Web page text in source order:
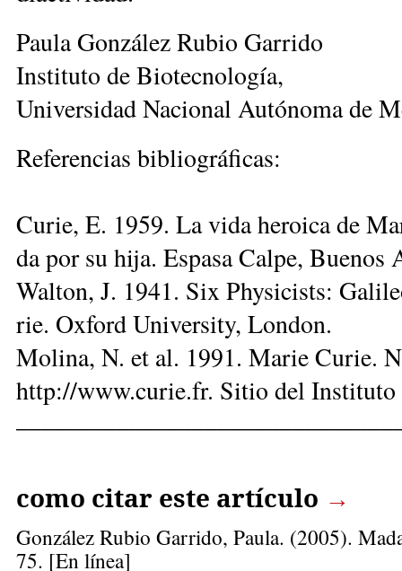
Pau­la Gon­zá­lez Ru­bio Ga­rri­do
Ins­ti­tu­to de Bio­tec­no­lo­gía,
Uni­ver­si­dad Na­cio­nal Au­tó­no­ma de
Re­fe­ren­cias bi­blio­grá­fi­cas:
Cu­rie, E. 1959. La vi­da he­roi­ca de
da por su hi­ja. Es­pa­sa Cal­pe, Bue­nos
Wal­ton, J. 1941. Six Phy­si­cists:
rie. Ox­ford Uni­ver­sity, London.
Mo­li­na, N. et al. 1991. Ma­rie Cu­rie.
http://www­.cu­rie.fr. Si­tio del Ins­ti­tu­to
como citar este artículo →
González Rubio Garrido, Paula. (2005).
75. [En línea]